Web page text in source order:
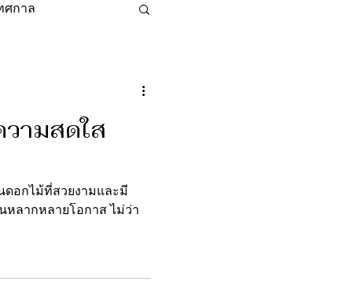
ศกาล
ามสดใส
ลากหลายโอกาส ไม่ว่า